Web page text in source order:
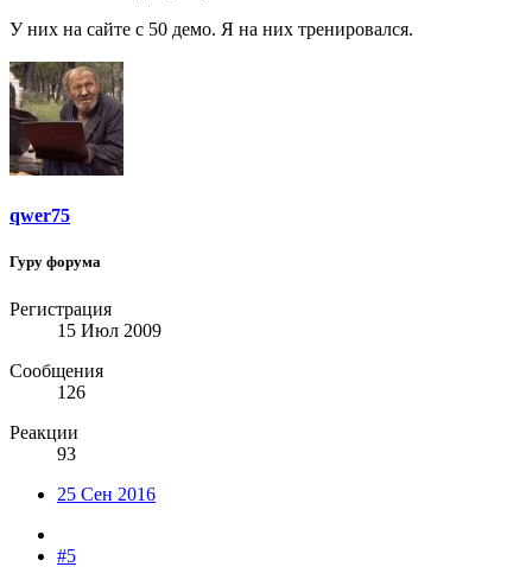
У них на сайте с 50 демо. Я на них тренировался.
qwer75
Гуру форума
Регистрация
15 Июл 2009
Сообщения
126
Реакции
93
25 Сен 2016
#5